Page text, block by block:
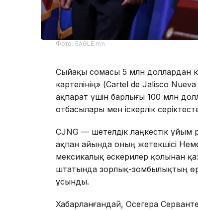
Фото: EAGLE.mn
Сыйақы сомасы 5 млн доллардан
картелінің» (Cartel de Jalisco
ақпарат үшін барлығы 100 млн
отбасылары мен іскерлік
CJNG — шетелдік лаңкестік ұйым
ақпан айында оның жетекшісі
мексикалық әскерилер қолынан
штатында зорлық-зомбылықтың
ұсынды.
Хабарланғандай, Осегера